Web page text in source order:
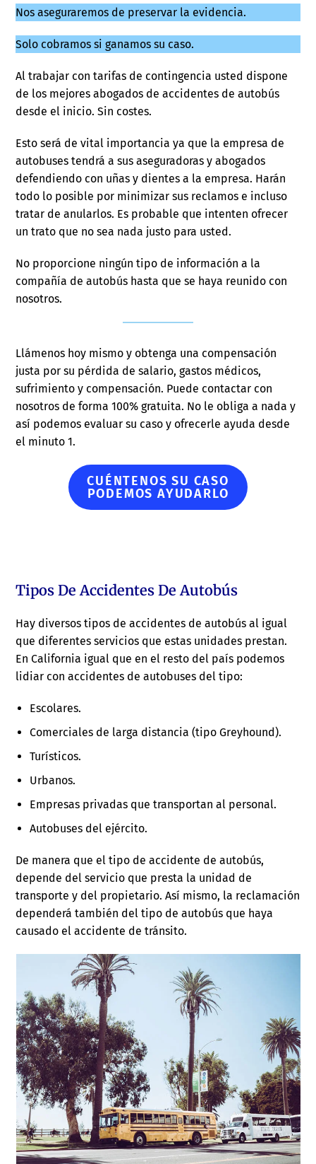
Nos aseguraremos de preservar la evidencia.
Solo cobramos si ganamos su caso.
Al trabajar con tarifas de contingencia usted dispone
de los mejores abogados de accidentes de autobús
desde el inicio. Sin costes.
Esto será de vital importancia ya que la empresa de
autobuses tendrá a sus aseguradoras y abogados
defendiendo con uñas y dientes a la empresa. Harán
todo lo posible por minimizar sus reclamos e incluso
tratar de anularlos. Es probable que intenten ofrecer
un trato que no sea nada justo para usted.
No proporcione ningún tipo de información a la
compañía de autobús hasta que se haya reunido con
nosotros.
Llámenos hoy mismo y obtenga una compensación
justa por su pérdida de salario, gastos médicos,
sufrimiento y compensación. Puede contactar con
nosotros de forma 100% gratuita. No le obliga a nada y
así podemos evaluar su caso y ofrecerle ayuda desde
el minuto 1.
CUÉNTENOS SU CASO
PODEMOS AYUDARLO
Tipos De Accidentes De Autobús
Hay diversos tipos de accidentes de autobús al igual
que diferentes servicios que estas unidades prestan.
En California igual que en el resto del país podemos
lidiar con accidentes de autobuses del tipo:
Escolares.
Comerciales de larga distancia (tipo Greyhound).
Turísticos.
Urbanos.
Empresas privadas que transportan al personal.
Autobuses del ejército.
De manera que el tipo de accidente de autobús,
depende del servicio que presta la unidad de
transporte y del propietario. Así mismo, la reclamación
dependerá también del tipo de autobús que haya
causado el accidente de tránsito.